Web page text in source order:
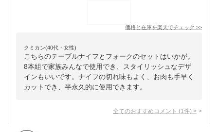
価格と在庫を楽天でチェック >>
クミカン(40代・女性)
こちらのテーブルナイフとフォークのセットはいかが。
8本組で家族みんなで使用でき、スタイリッシュなデザ
インもいいです。ナイフの切れ味もよく、お肉も手早く
カットでき、半永久的に使用できます。
全てのおすすめコメント (1 件) >